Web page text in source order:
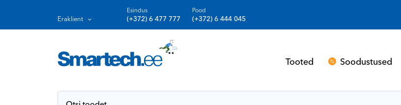
Eraklient
Esindus
(+372) 6 477 777
Pood
(+372) 6 444 045
Tooted Soodustused